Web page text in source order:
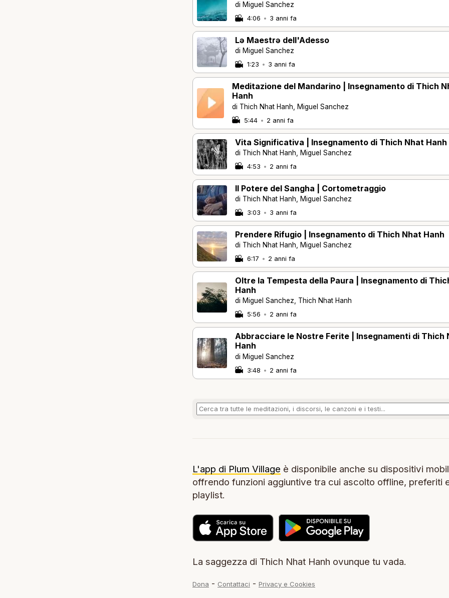
di Miguel Sanchez
4:06 • 3 anni fa
Lə Maestrə dell'Adesso
di Miguel Sanchez
1:23 • 3 anni fa
Meditazione del Mandarino | Insegnamento di Thich
Hanh
di Thich Nhat Hanh, Miguel Sanchez
5:44 • 2 anni fa
Vita Significativa | Insegnamento di Thich Nhat Hanh
di Thich Nhat Hanh, Miguel Sanchez
4:53 • 2 anni fa
Il Potere del Sangha | Cortometraggio
di Thich Nhat Hanh, Miguel Sanchez
3:03 • 3 anni fa
Prendere Rifugio | Insegnamento di Thich Nhat Hanh
di Thich Nhat Hanh, Miguel Sanchez
6:17 • 2 anni fa
Oltre la Tempesta della Paura | Insegnamento di
Hanh
di Miguel Sanchez, Thich Nhat Hanh
5:56 • 2 anni fa
Abbracciare le Nostre Ferite | Insegnamenti di Thich
Hanh
di Miguel Sanchez
3:48 • 2 anni fa
L'app di Plum Village è disponibile anche su dispositivi
offrendo funzioni aggiuntive tra cui ascolto offline, preferiti
playlist.
La saggezza di Thich Nhat Hanh ovunque tu vada.
Dona - Contattaci - Privacy e Cookies